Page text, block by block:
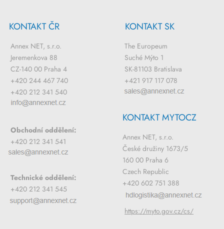
KONTAKT ČR
Annex NET, s.r.o.
Jeremenkova 88
CZ-140 00 Praha 4
+420 244 467 740
+420 212 341 540
Obchodní oddělení:
+420 212 341 541
Technické oddělení:
+420 212 341 545
KONTAKT SK
The Europeum
Suché Mýto 1
SK-81103 Bratislava
+421 917 117 078
KONTAKT MYTOCZ
Annex NET, s.r.o.
České družiny 1673/5
160 00 Praha 6
Czech Republic
+420 602 751 388
https://myto.gov.cz/cs/